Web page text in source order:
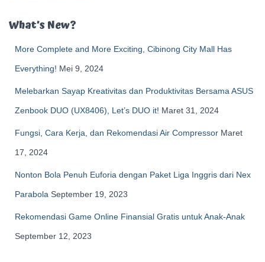
What’s New?
More Complete and More Exciting, Cibinong City Mall Has
Everything! Mei 9, 2024
Melebarkan Sayap Kreativitas dan Produktivitas Bersama ASUS
Zenbook DUO (UX8406), Let’s DUO it! Maret 31, 2024
Fungsi, Cara Kerja, dan Rekomendasi Air Compressor Maret
17, 2024
Nonton Bola Penuh Euforia dengan Paket Liga Inggris dari Nex
Parabola September 19, 2023
Rekomendasi Game Online Finansial Gratis untuk Anak-Anak
September 12, 2023